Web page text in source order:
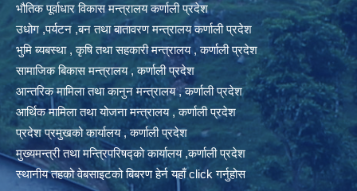
भौतिक पूर्वाधार विकास मन्त्रालय कर्णाली प्रदेश
उधोग ,पर्यटन ,बन तथा बातावरण मन्त्रालय कर्णाली प्रदेश
भुमि ब्यबस्था , कृषि तथा सहकारी मन्त्रालय , कर्णाली प्रदेश
सामाजिक बिकास मन्त्रालय , कर्णाली प्रदेश
आन्तरिक मामिला तथा कानुन मन्त्रालय , कर्णाली प्रदेश
आर्थिक मामिला तथा योजना मन्त्रालय , कर्णाली प्रदेश
प्रदेश प्रमुखको कार्यालय , कर्णाली प्रदेश
मुख्यमन्त्री तथा मन्त्रिपरिषद्को कार्यालय ,कर्णाली प्रदेश
स्थानीय तहको वेबसाइटको बिबरण हेर्न यहाँ click गर्नुहोस